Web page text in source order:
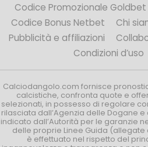
Codice Promozionale Goldbet
Codice Bonus Netbet
Chi
Pubblicità e affiliazioni
Condizioni d’uso
Calciodangolo.com fornisce
calcistiche, confronta quote e
selezionati, in possesso di regolare
rilasciata dall’Agenzia delle Dogane
indicato dall’Autorità per le garanzie
delle proprie Linee Guida (allegate
è effettuato nel rispetto del